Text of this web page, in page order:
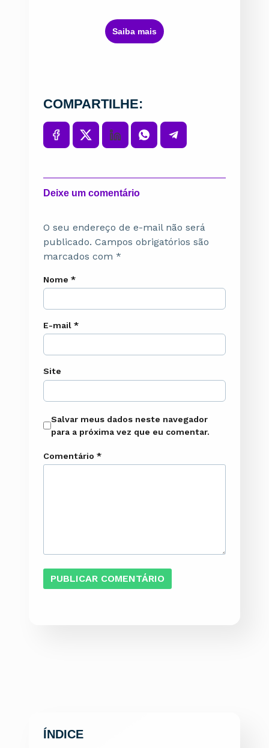
ㅤSaiba maisㅤ
COMPARTILHE:
Deixe um comentário
O seu endereço de e-mail não será
publicado. Campos obrigatórios são
marcados com *
Nome *
E-mail *
Site
Salvar meus dados neste navegador
para a próxima vez que eu comentar.
Comentário *
ÍNDICE